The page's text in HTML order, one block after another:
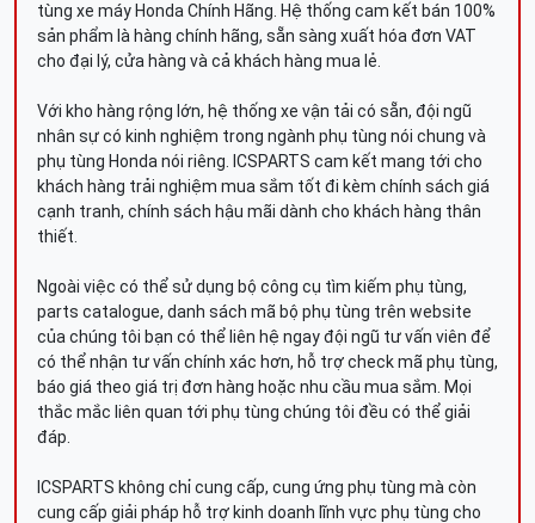
tùng xe máy Honda Chính Hãng. Hệ thống cam kết bán 100%
sản phẩm là hàng chính hãng, sẵn sàng xuất hóa đơn VAT
cho đại lý, cửa hàng và cả khách hàng mua lẻ.
Với kho hàng rộng lớn, hệ thống xe vận tải có sẵn, đội ngũ
nhân sự có kinh nghiệm trong ngành phụ tùng nói chung và
phụ tùng Honda nói riêng. ICSPARTS cam kết mang tới cho
khách hàng trải nghiệm mua sắm tốt đi kèm chính sách giá
cạnh tranh, chính sách hậu mãi dành cho khách hàng thân
thiết.
Ngoài việc có thể sử dụng bộ công cụ tìm kiếm phụ tùng,
parts catalogue, danh sách mã bộ phụ tùng trên website
của chúng tôi bạn có thể liên hệ ngay đội ngũ tư vấn viên để
có thể nhận tư vấn chính xác hơn, hỗ trợ check mã phụ tùng,
báo giá theo giá trị đơn hàng hoặc nhu cầu mua sắm. Mọi
thắc mắc liên quan tới phụ tùng chúng tôi đều có thể giải
đáp.
ICSPARTS không chỉ cung cấp, cung ứng phụ tùng mà còn
cung cấp giải pháp hỗ trợ kinh doanh lĩnh vực phụ tùng cho